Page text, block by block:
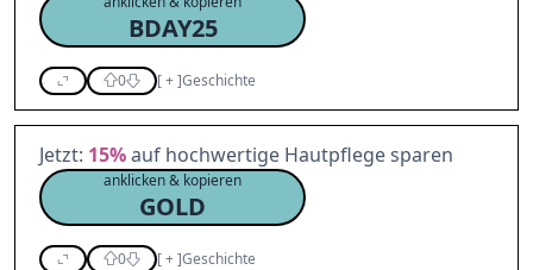
BDAY25
0 [+]Geschichte
Jetzt: 15%auf hochwertige Hautpflege sparen
anklicken & kopieren
GOLD
0 [+]Geschichte